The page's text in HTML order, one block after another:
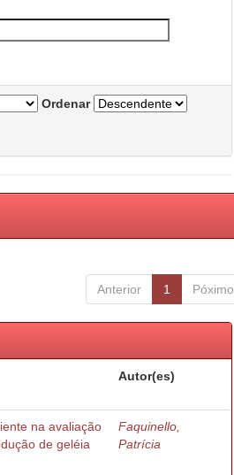
Ordenar
Anterior 1 Póximo
Autor(es)
na avaliação
de geléia
Faquinello,
Patrícia